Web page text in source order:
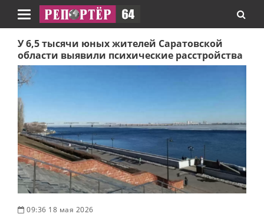
Навигация
У 6,5 тысячи юных жителей Саратовской
области выявили психические расстройства
09:36 18 мая 2026